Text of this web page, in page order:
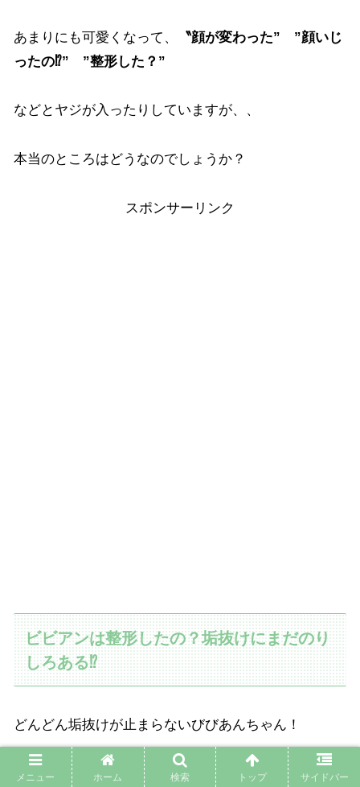
あまりにも可愛くなって、 〝顔が変わった”
”顔いじ
ったの⁉” ”整形した？”
などとヤジが入ったりしていますが、、
本当のところはどうなのでしょうか？
スポンサーリンク
ビビアンは整形したの？垢抜けにまだのり
しろある⁉
どんどん垢抜けが止まらないびびあんちゃん！
今までの写真画像で見比べてみることにしましょう！
メニュー ホーム 検索 トップ サイドバー